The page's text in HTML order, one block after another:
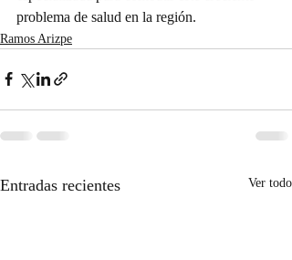
problema de salud en la región.
Ramos Arizpe
Entradas recientes Ver todo